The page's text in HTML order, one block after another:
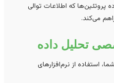
که اطلاعات توالی
تحلیل داده
از نرم‌افزارهای